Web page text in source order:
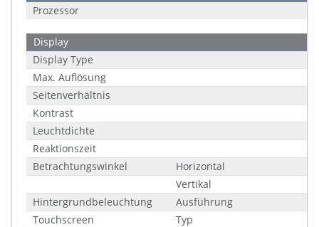
Prozessor
Display
Display Type
Max. Auflösung
Seitenverhältnis
Kontrast
Leuchtdichte
Reaktionszeit
Betrachtungswinkel
Horizontal
Vertikal
Hintergrundbeleuchtung
Ausführung
Touchscreen
Typ